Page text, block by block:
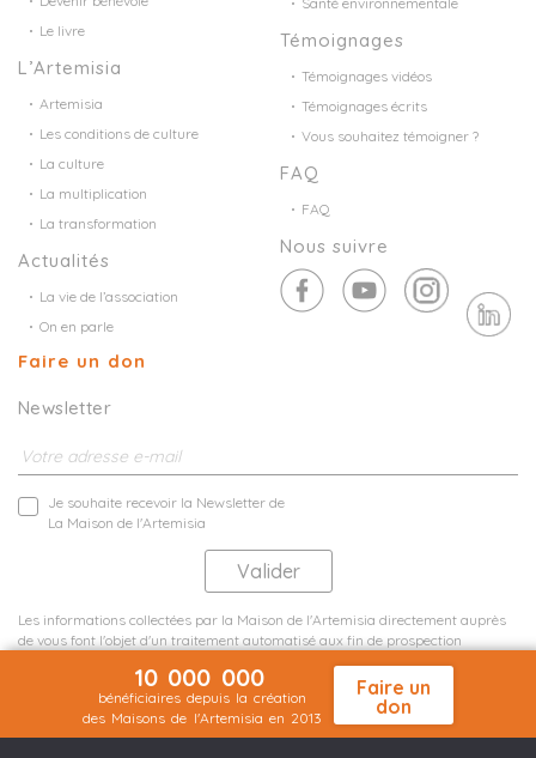
Le livre
L’Artemisia
Artemisia
Les conditions de culture
La culture
La multiplication
La transformation
Actualités
La vie de l’association
On en parle
Faire un don
Témoignages
Témoignages vidéos
Témoignages écrits
Vous souhaitez témoigner ?
FAQ
FAQ
Nous suivre
Newsletter
Je souhaite recevoir la Newsletter de
La Maison de l'Artemisia
Les informations collectées par la Maison de l'Artemisia directement auprès
de vous font l'objet d'un traitement automatisé aux fin de prospection
10 000 000
bénéficiaires depuis la création
des Maisons de l'Artemisia en 2013
Faire un
don